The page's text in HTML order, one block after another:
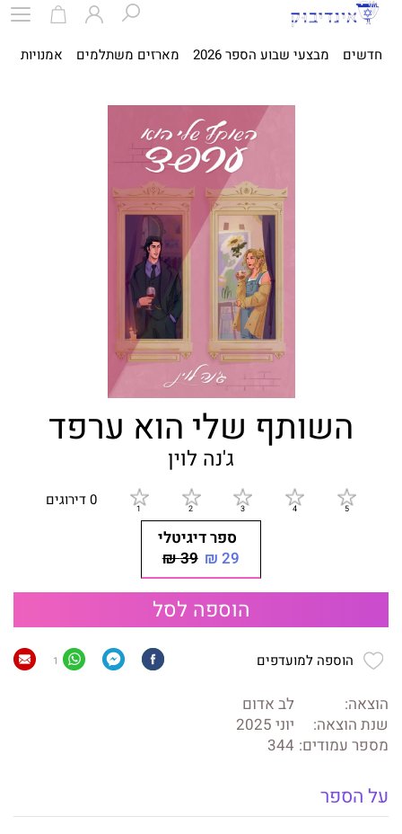
חדשים מבצעי שבוע הספר 2026 מארזים משתלמים אמנויות
השותף שלי הוא ערפד
ג'נה לוין
0 דירוגים
ספר דיגיטלי
29 ₪
39 ₪
הוספה לסל
הוספה למועדפים 1
הוצאה:
לב אדום
שנת הוצאה:
יוני 2025
מספר עמודים: 344
על הספר